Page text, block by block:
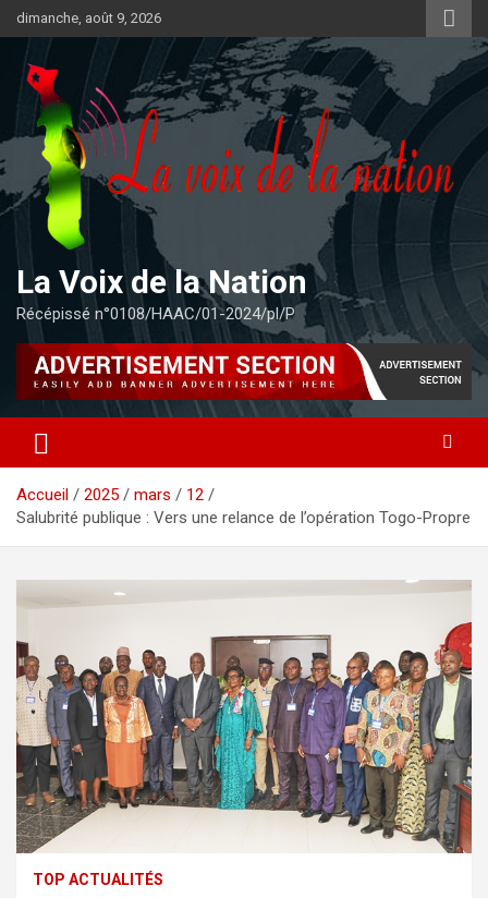
Aller
au
contenu
dimanche, août 9, 2026
La Voix de la Nation
Récépissé n°0108/HAAC/01-2024/pl/P
Accueil 2025 mars
12
Salubrité publique : Vers une relance de l’opération Togo-Propre
TOP ACTUALITÉS